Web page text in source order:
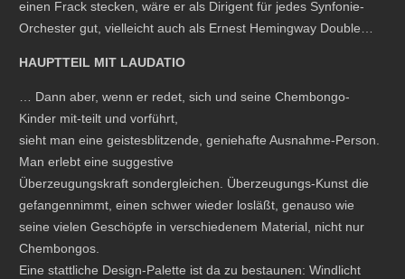
einen Frack stecken, wäre er als Dirigent für jedes Synfonie-
Orchester gut, vielleicht auch als Ernest Hemingway Double…
HAUPTTEIL MIT LAUDATIO
… Dann aber, wenn er redet, sich und seine Chembongo-
Kinder mit-teilt und vorführt,
sieht man eine geistesblitzende, geniehafte Ausnahme-Person.
Man erlebt eine suggestive
Überzeugungskraft sondergleichen. Überzeugungs-Kunst die
gefangennimmt, einen schwer wieder losläßt, genauso wie
seine vielen Geschöpfe in verschiedenem Material, nicht nur
Chembongos.
Eine stattliche Design-Palette ist da zu bestaunen: Windlicht